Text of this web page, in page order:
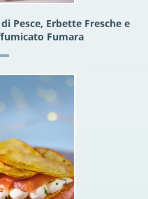
Pesce, Erbette Fresche e
Fumara